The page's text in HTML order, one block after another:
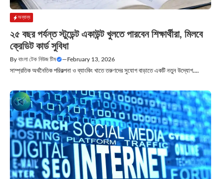
অন্যান্য
২৫ বছর পর্যন্ত স্টুডেন্ট একাউন্ট খুলতে পারবেন শিক্ষার্থীরা, মিলবে
ক্রেডিট কার্ড সুবিধা
By বাংলা টেক নিউজ টিম —February 13, 2026
সাম্প্রতিক অর্থনৈতিক পরিকল্পনা ও ব্যাংকিং খাতে তরুণদের সুযোগ বাড়াতে একটি নতুন উদ্যোগ....